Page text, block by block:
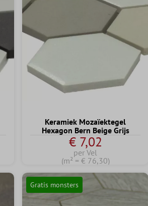
Keramiek Mozaïektegel
Hexagon Bern Beige Grijs
€ 7,02
per Vel
(m² = € 76,30)
Gratis monsters